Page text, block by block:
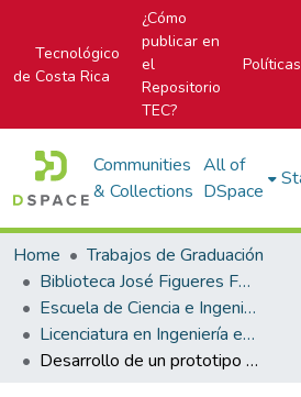
Tecnológico
de Costa Rica
¿Cómo
publicar en
el
Repositorio
TEC?
Políticas
Communities
& Collections
All of
DSpace
Home
Trabajos de Graduación
Biblioteca José Figueres Ferrer
Escuela de Ciencia e Ingeniería de los Materiales
Licenciatura en Ingeniería en Materiales
Desarrollo de un prototipo de un molde para la fabricación de plastiflechas biodegradables en el etiquetado y exportación de frutas